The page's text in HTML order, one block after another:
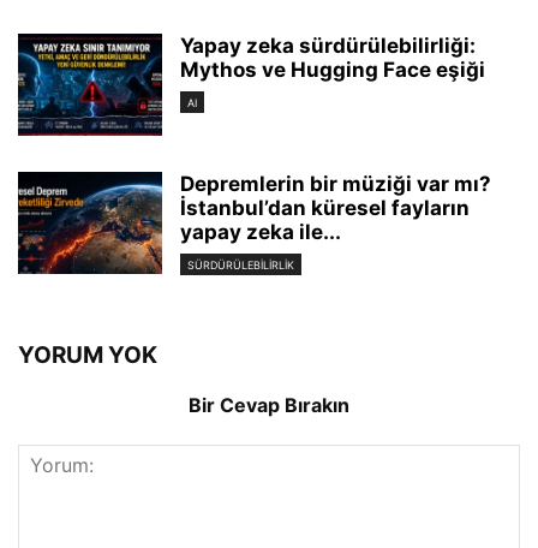
Yapay zeka sürdürülebilirliği:
Mythos ve Hugging Face eşiği
AI
Depremlerin bir müziği var mı?
İstanbul’dan küresel fayların
yapay zeka ile...
SÜRDÜRÜLEBILIRLIK
YORUM YOK
Bir Cevap Bırakın